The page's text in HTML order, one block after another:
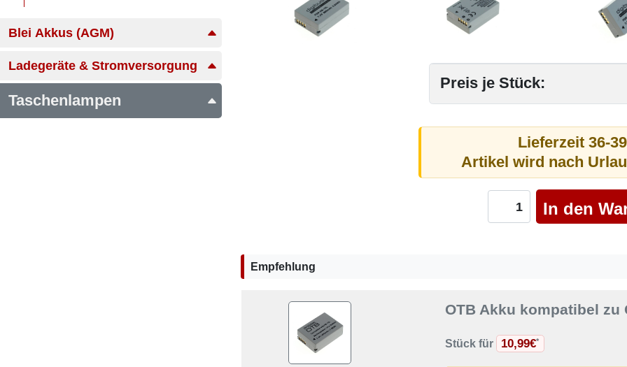
Blei Akkus (AGM)
Ladegeräte & Stromversorgung
Taschenlampen
Preis je Stück:
Lieferzeit 36-
Artikel wird nach
Empfehlung
OTB Akku kompatibel zu
Stück für 10,99€*